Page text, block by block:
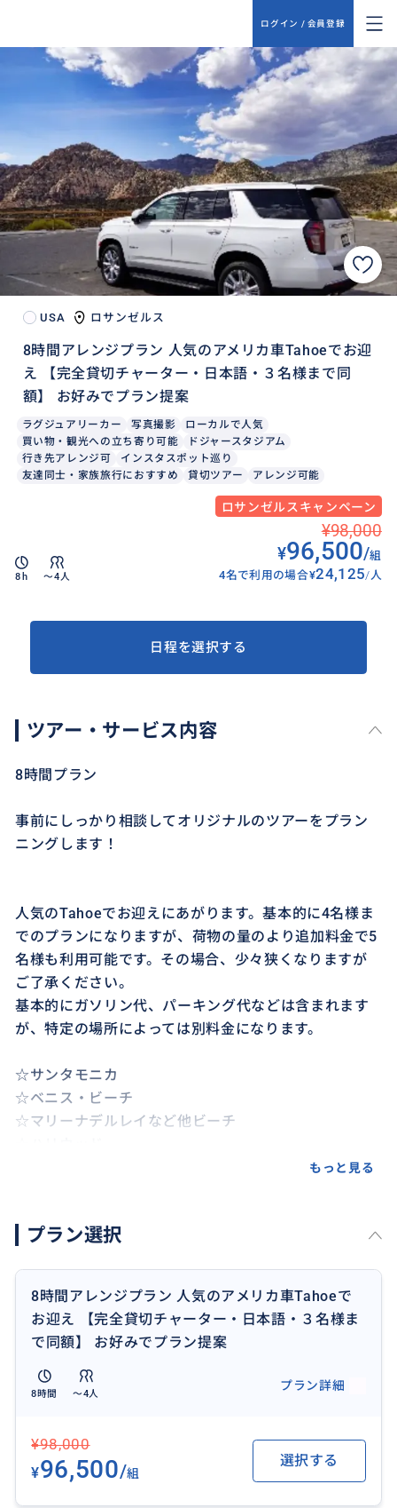
ログイン / 会員登録
USA ロサンゼルス
8時間アレンジプラン 人気のアメリカ車Tahoeでお迎
え 【完全貸切チャーター・日本語・３名様まで同
額】 お好みでプラン提案
ラグジュアリーカー 写真撮影
ローカルで人気
買い物・観光への立ち寄り可能
ドジャースタジアム
行き先アレンジ可
インスタスポット巡り
友達同士・家族旅行におすすめ
貸切ツアー アレンジ可能
ロサンゼルスキャンペーン
8h 〜4人
¥98,000
¥96,500/組
4名で利用の場合¥24,125/人
日程を選択する
ツアー・サービス内容
8時間プラン
事前にしっかり相談してオリジナルのツアーをプラン
ニングします！
人気のTahoeでお迎えにあがります。基本的に4名様ま
でのプランになりますが、荷物の量のより追加料金で5
名様も利用可能です。その場合、少々狭くなりますが
ご了承ください。
基本的にガソリン代、パーキング代などは含まれます
が、特定の場所によっては別料金になります。
☆サンタモニカ
☆ベニス・ビーチ
☆マリーナデルレイなど他ビーチ
など
ピングモール、ローカルに人気のお店など
予約各種や時間の延長、LA近郊のアメリカならではの
大自然、スケートボードパーク巡りなどその他のプラ
ンもご相談いただけます。
行も可能です、
もっと見る
プラン選択
8時間アレンジプラン 人気のアメリカ車Tahoeで
お迎え 【完全貸切チャーター・日本語・３名様ま
で同額】 お好みでプラン提案
8時間 〜4人
プラン詳細
¥98,000
¥96,500/組
選択する